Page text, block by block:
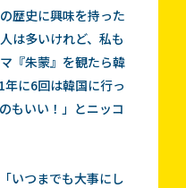
歴史に興味を持った
は多いけれど、私も
『朱蒙』を観たら韓
に6回は韓国に行っ
もいい！」とニッコ
いつまでも大事にし